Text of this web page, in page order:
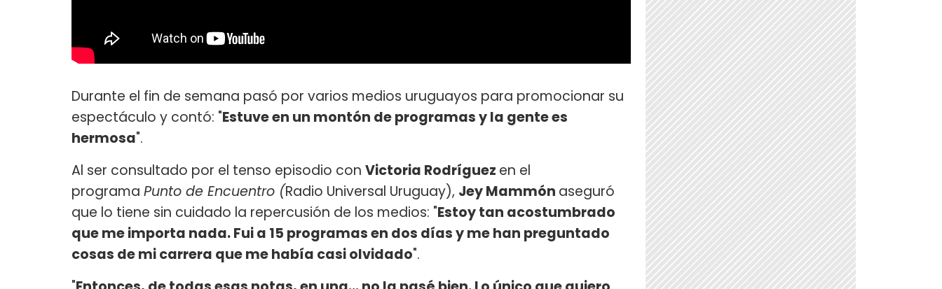
Durante el fin de semana pasó por varios medios uruguayos para promocionar su
espectáculo y contó: "Estuve en un montón de programas y la gente es
hermosa".
Al ser consultado por el tenso episodio con Victoria Rodríguez en el
programa Punto de Encuentro (Radio Universal Uruguay), Jey Mammón aseguró
que lo tiene sin cuidado la repercusión de los medios: "Estoy tan acostumbrado
que me importa nada. Fui a 15 programas en dos días y me han preguntado
cosas de mi carrera que me había casi olvidado".